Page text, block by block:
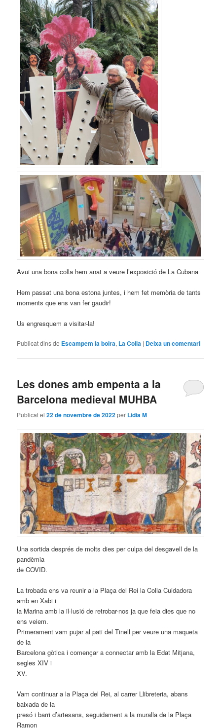
Avui una bona colla hem anat a veure l’exposició de La Cubana
Hem passat una bona estona juntes, i hem fet memòria de tants
moments que ens van fer gaudir!
Us engresquem a visitar-la!
Publicat dins de Escampem la boira, La Colla | Deixa un comentari
Les dones amb empenta a la
Barcelona medieval MUHBA
Publicat el22 de novembre de 2022per Lidia M
Una sortida després de molts dies per culpa del desgavell de la
pandèmia
de COVID.
La trobada ens va reunir a la Plaça del Rei la Colla Cuidadora
amb en Xabi i
la Marina amb la il·lusió de retrobar-nos ja que feia dies que no
ens veiem.
Primerament vam pujar al pati del Tinell per veure una maqueta
de la
Barcelona gòtica i començar a connectar amb la Edat Mitjana,
segles XIV i
XV.
Vam continuar a la Plaça del Rei, al carrer Llibreteria, abans
baixada de la
presó i barri d’artesans, seguidament a la muralla de la Plaça
Ramon